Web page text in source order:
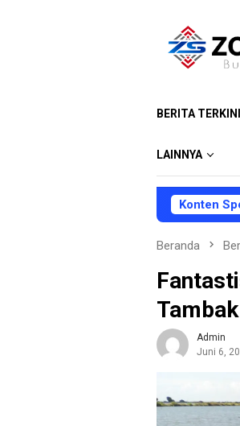
BERITA TERKINI
LAINNYA
Konten
Beranda
Admin
Juni 6,